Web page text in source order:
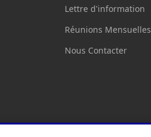
Lettre d'information
Réunions Mensuelles
Nous Contacter